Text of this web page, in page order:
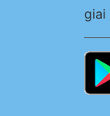
giai